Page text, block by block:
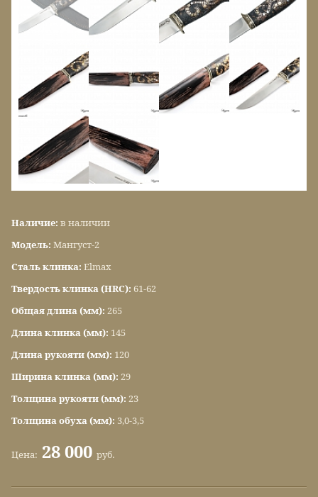
Наличие: в наличии
Модель: Мангуст-2
Сталь клинка: Elmax
Твердость клинка (HRC): 61-62
Общая длина (мм): 265
Длина клинка (мм): 145
Длина рукояти (мм): 120
Ширина клинка (мм): 29
Толщина рукояти (мм): 23
Толщина обуха (мм): 3,0-3,5
Цена: 28 000 руб.